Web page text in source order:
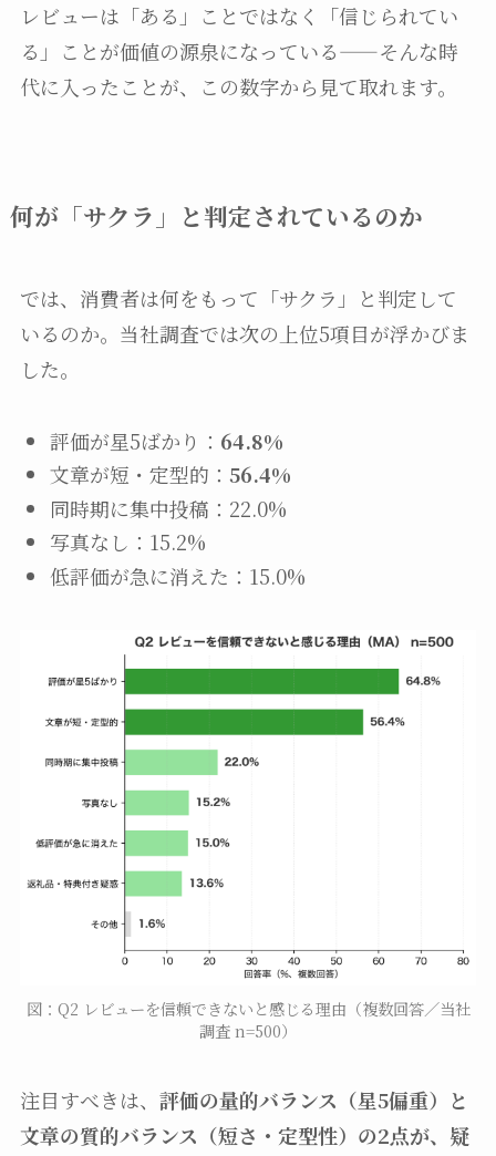
レビューは「ある」ことではなく「信じられてい
る」ことが価値の源泉になっている——そんな時
代に入ったことが、この数字から見て取れます。
何が「サクラ」と判定されているのか
では、消費者は何をもって「サクラ」と判定して
いるのか。当社調査では次の上位5項目が浮かびま
した。
評価が星5ばかり： 64.8%
文章が短・定型的： 56.4%
同時期に集中投稿：22.0%
写真なし：15.2%
低評価が急に消えた：15.0%
図：Q2 レビューを信頼できないと感じる理由（複数回答／当社
調査 n=500）
注目すべきは、 評価の量的バランス（星5偏重）と
文章の質的バランス（短さ・定型性）の2点が、疑